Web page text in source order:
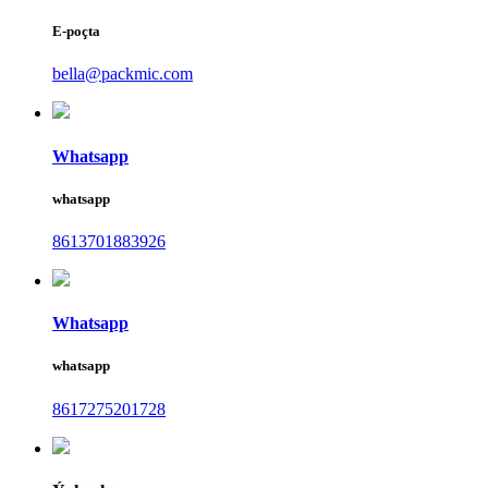
E-poçta
bella@packmic.com
Whatsapp
whatsapp
8613701883926
Whatsapp
whatsapp
8617275201728